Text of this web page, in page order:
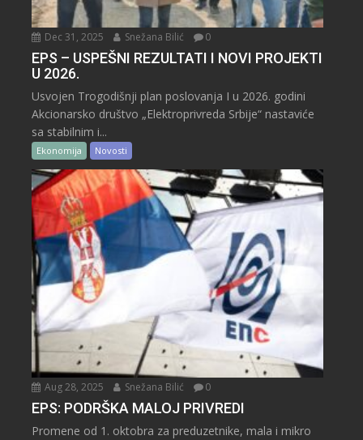
Dec 31, 2025 Snežana Bilić 0
EPS – USPEŠNI REZULTATI I NOVI PROJEKTI
U 2026.
Usvojen Trogodišnji plan poslovanja I u 2026. godini
Akcionarsko društvo „Elektroprivreda Srbije“ nastaviće
sa stabilnim i...
Ekonomija Novosti
Aug 28, 2025 Snežana Bilić 0
EPS: PODRŠKA MALOJ PRIVREDI
Promene od 1. oktobra za preduzetnike, mala i mikro